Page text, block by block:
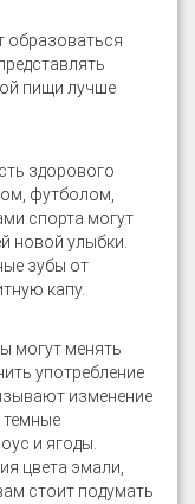
образоваться
пищи лучше
здорового
футболом,
спорта могут
новой улыбки.
зубы от
капу.
могут менять
употребление
изменение
темные
и ягоды.
цвета эмали,
стоит подумать